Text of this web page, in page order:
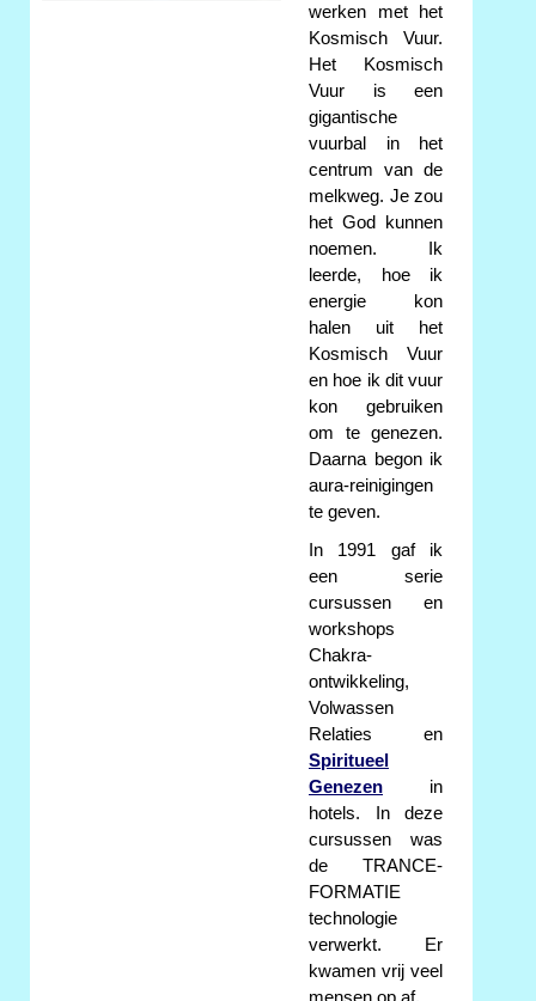
werken met het
Kosmisch Vuur.
Het Kosmisch
Vuur is een
gigantische
vuurbal in het
centrum van de
melkweg. Je zou
het God kunnen
noemen. Ik
leerde, hoe ik
energie kon
halen uit het
Kosmisch Vuur
en hoe ik dit vuur
kon gebruiken
om te genezen.
Daarna begon ik
aura-reinigingen
te geven.
In 1991 gaf ik
een serie
cursussen en
workshops
Chakra-
ontwikkeling,
Volwassen
Relaties en
Spiritueel
Genezen in
hotels. In deze
cursussen was
de TRANCE-
FORMATIE
technologie
verwerkt. Er
kwamen vrij veel
mensen op af.